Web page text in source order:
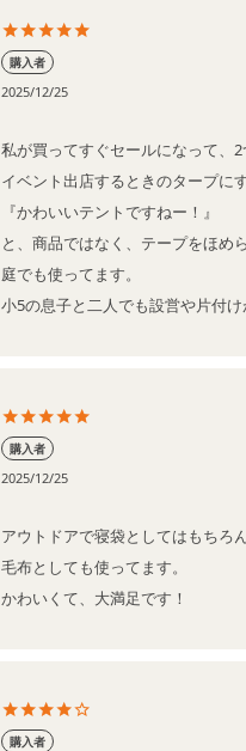
購入者
2025/12/25
私が買ってすぐセールになって、
イベント出店するときのタープに
『かわいいテントですねー！』
と、商品ではなく、テープをほめ
庭でも使ってます。
小5の息子と二人でも設営や片付
購入者
2025/12/25
アウトドアで寝袋としてはもちろ
毛布としても使ってます。
かわいくて、大満足です！
購入者